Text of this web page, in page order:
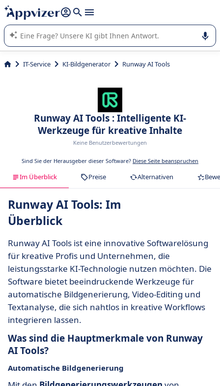
beantworten (mehrere Zeilen mit
Die KI von Appvizer führt Sie bei der Nutzung oder Auswahl
von SaaS-Software in Unternehmen.
IT-Service KI-Bildgenerator Runway AI Tools
Runway AI Tools : Intelligente KI-
Werkzeuge für kreative Inhalte
Keine Benutzerbewertungen
Sind Sie der Herausgeber dieser Software? Diese Seite beanspruchen
Im Überblick Preise Alternativen
Runway AI Tools: Im
Überblick
Runway AI Tools ist eine innovative Softwarelösung
für kreative Profis und Unternehmen, die
leistungsstarke KI-Technologie nutzen möchten. Die
Software bietet beeindruckende Werkzeuge für
automatische Bildgenerierung, Video-Editing und
Textanalyse, die sich nahtlos in kreative Workflows
integrieren lassen.
Was sind die Hauptmerkmale von Runway
AI Tools?
Automatische Bildgenerierung